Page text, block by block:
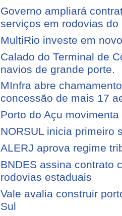
Governo ampliará
serviços em rodovias do
MultiRio investe em
Calado do Terminal de
navios de grande porte.
MInfra abre
concessão de mais 17
Porto do Açu
NORSUL inicia primeiro
ALERJ aprova regime
BNDES assina contrato
rodovias estaduais
Vale avalia construir
Sul